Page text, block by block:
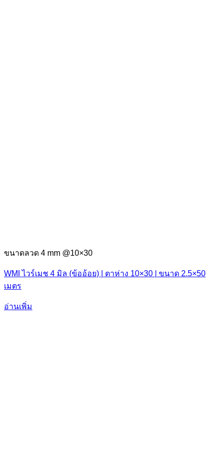
ขนาดลวด 4 mm @10×30
WMI ไวร์เมช 4 มิล (ข้ออ้อย) | ตาห่าง 10×30 | ขนาด 2.5×50
เมตร
อ่านเพิ่ม